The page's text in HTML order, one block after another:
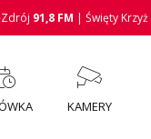
91,8 FM | Święty Krzyż
KAMERY